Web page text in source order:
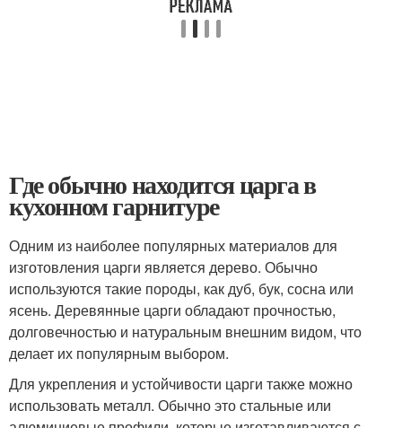
Где обычно находится царга в
кухонном гарнитуре
Одним из наиболее популярных материалов для
изготовления царги является дерево. Обычно
используются такие породы, как дуб, бук, сосна или
ясень. Деревянные царги обладают прочностью,
долговечностью и натуральным внешним видом, что
делает их популярным выбором.
Для укрепления и устойчивости царги также можно
использовать металл. Обычно это стальные или